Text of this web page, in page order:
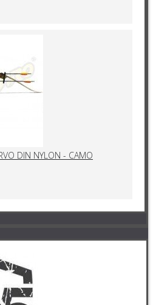
DIN NYLON - CAMO